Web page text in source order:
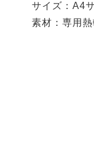
サイズ：A4
素材：専用熱